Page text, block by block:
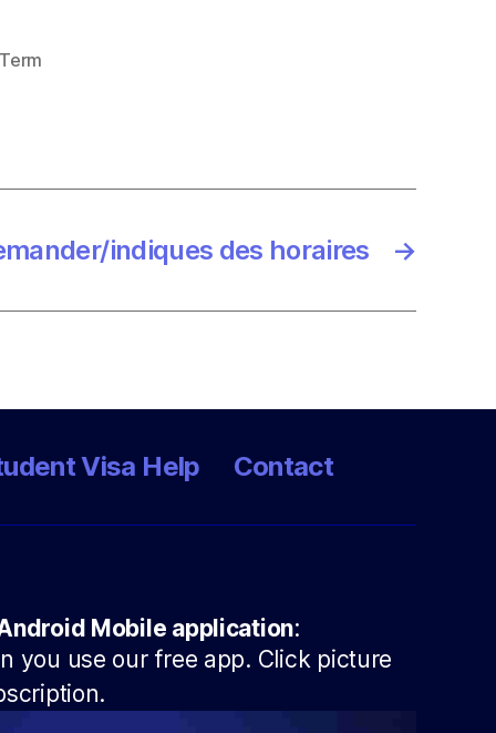
→
indiques des horaires
Visa Help Contact
Mobile application:
you use our free app. Click picture